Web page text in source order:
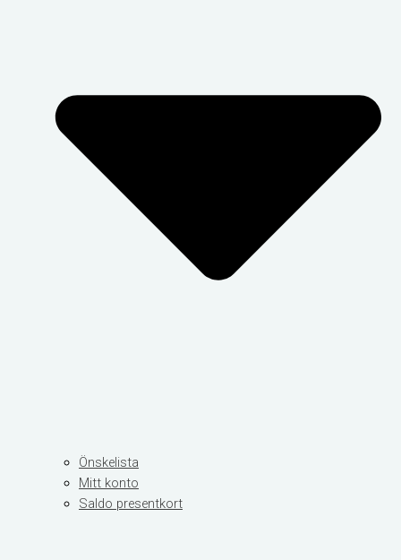
Önskelista
Mitt konto
Saldo presentkort